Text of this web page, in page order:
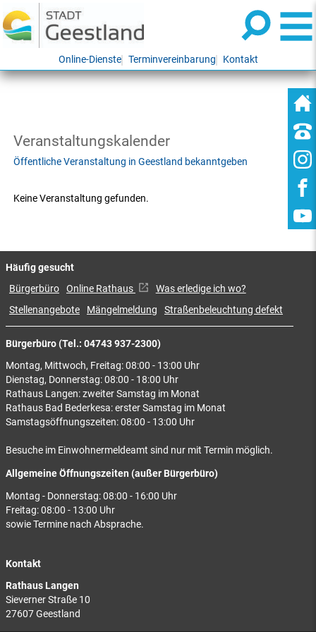
Online-Dienste Terminvereinbarung Kontakt
Veranstaltungskalender
Öffentliche Veranstaltung in Geestland bekanntgeben
Keine Veranstaltung gefunden.
Bürgerbüro (Tel.: 04743 937-2300)
Montag, Mittwoch, Freitag: 08:00 - 13:00 Uhr
Dienstag, Donnerstag: 08:00 - 18:00 Uhr
Rathaus Langen: zweiter Samstag im Monat
Rathaus Bad Bederkesa: erster Samstag im Monat
Samstagsöffnungszeiten: 08:00 - 13:00 Uhr
Besuche im Einwohnermeldeamt sind nur mit Termin möglich.
Allgemeine Öffnungszeiten (außer Bürgerbüro)
Montag - Donnerstag: 08:00 - 16:00 Uhr
Freitag: 08:00 - 13:00 Uhr
sowie Termine nach Absprache.
Kontakt
Rathaus Langen
Sieverner Straße 10
27607 Geestland
Häufig gesucht
Bürgerbüro Online Rathaus
Was erledige ich wo?
Stellenangebote
Mängelmeldung Straßenbeleuchtung defekt